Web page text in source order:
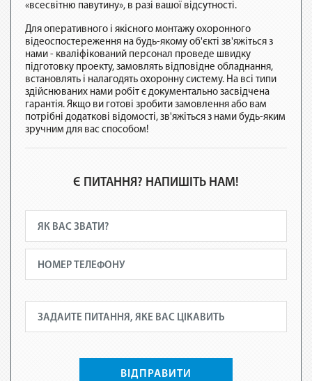
«всесвітню павутину», в разі вашої відсутності.
Для оперативного і якісного монтажу охоронного
відеоспостереження на будь-якому об'єкті зв'яжіться з
нами - кваліфікований персонал проведе швидку
підготовку проекту, замовлять відповідне обладнання,
встановлять і налагодять охоронну систему. На всі типи
здійснюваних нами робіт є документально засвідчена
гарантія. Якщо ви готові зробити замовлення або вам
потрібні додаткові відомості, зв'яжіться з нами будь-яким
зручним для вас способом!
Є ПИТАННЯ? НАПИШІТЬ НАМ!
ВІДПРАВИТИ